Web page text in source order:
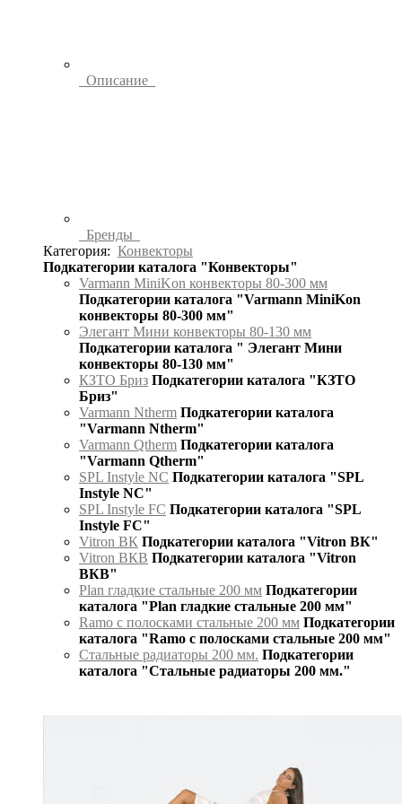
Описание
Бренды
Категория: Конвекторы
Подкатегории каталога "Конвекторы"
Varmann MiniKon конвекторы 80-300 мм
Подкатегории каталога "Varmann MiniKon
конвекторы 80-300 мм"
Элегант Мини конвекторы 80-130 мм
Подкатегории каталога " Элегант Мини
конвекторы 80-130 мм"
КЗТО Бриз Подкатегории каталога "КЗТО
Бриз"
Varmann Ntherm Подкатегории каталога
"Varmann Ntherm"
Varmann Qtherm Подкатегории каталога
"Varmann Qtherm"
SPL Instyle NC Подкатегории каталога "SPL
Instyle NC"
SPL Instyle FC Подкатегории каталога "SPL
Instyle FC"
Vitron ВК Подкатегории каталога "Vitron ВК"
Vitron ВКВ Подкатегории каталога "Vitron
ВКВ"
Plan гладкие стальные 200 мм Подкатегории
каталога "Plan гладкие стальные 200 мм"
Ramo с полосками стальные 200 мм Подкатегории
каталога "Ramo с полосками стальные 200 мм"
Стальные радиаторы 200 мм. Подкатегории
каталога "Стальные радиаторы 200 мм."